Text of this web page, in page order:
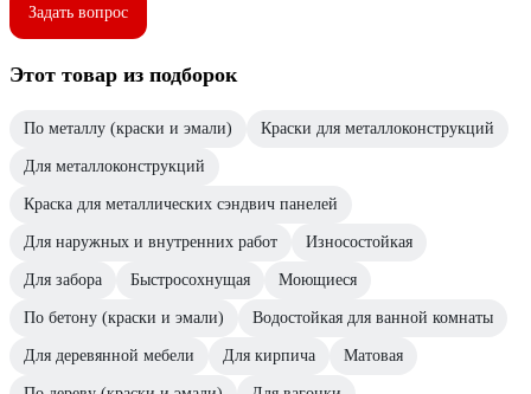
Задать вопрос
Этот товар из подборок
По металлу (краски и эмали) Краски для металлоконструкций
Для металлоконструкций
Краска для металлических сэндвич панелей
Для наружных и внутренних работ Износостойкая
Для забора Быстросохнущая Моющиеся
По бетону (краски и эмали) Водостойкая для ванной комнаты
Для деревянной мебели Для кирпича Матовая